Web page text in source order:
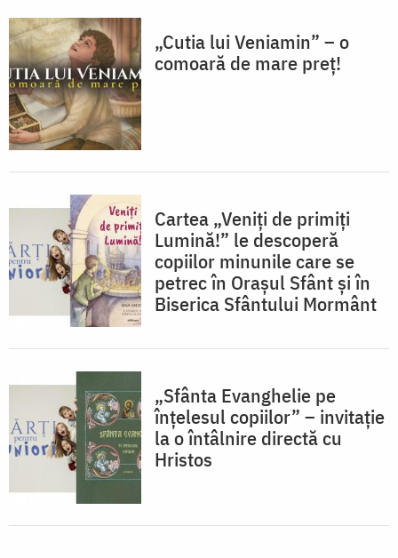
„Cutia lui Veniamin” – o
comoară de mare preț!
Cartea „Veniți de primiți
Lumină!” le descoperă
copiilor minunile care se
petrec în Orașul Sfânt și în
Biserica Sfântului Mormânt
„Sfânta Evanghelie pe
înțelesul copiilor” – invitație
la o întâlnire directă cu
Hristos